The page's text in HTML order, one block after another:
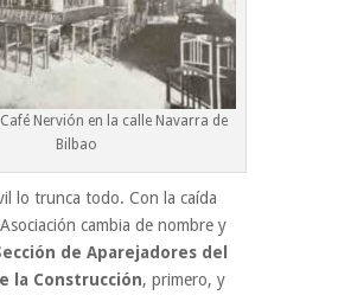
Nervión en la calle Navarra de
Bilbao
lo trunca todo. Con la caída
cambia de nombre y
de Aparejadores del
la Construcción, primero, y